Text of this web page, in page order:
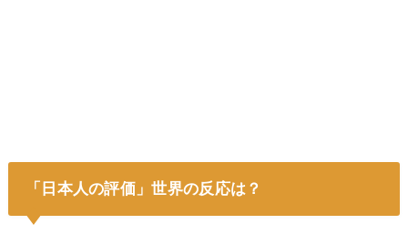
「日本人の評価」世界の反応は？